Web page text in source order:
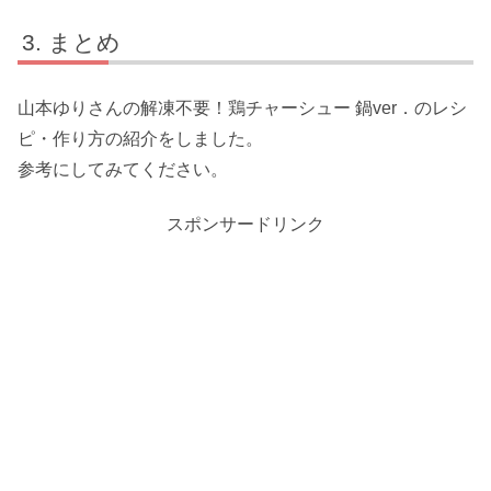
まとめ
山本ゆりさんの解凍不要！鶏チャーシュー 鍋ver．のレシ
ピ・作り方の紹介をしました。
参考にしてみてください。
スポンサードリンク